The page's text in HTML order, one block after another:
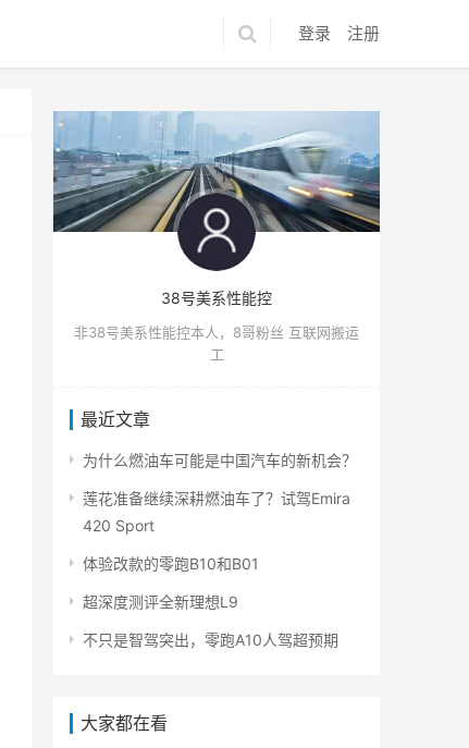
登录 注册
38号美系性能控
非38号美系性能控本人，8哥粉丝 互联网搬运
工
最近文章
为什么燃油车可能是中国汽车的新机会？
莲花准备继续深耕燃油车了？试驾Emira
420 Sport
体验改款的零跑B10和B01
超深度测评全新理想L9
不只是智驾突出，零跑A10人驾超预期
大家都在看